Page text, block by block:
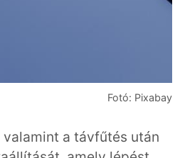
Fotó: Pixabay
a távfűtés után